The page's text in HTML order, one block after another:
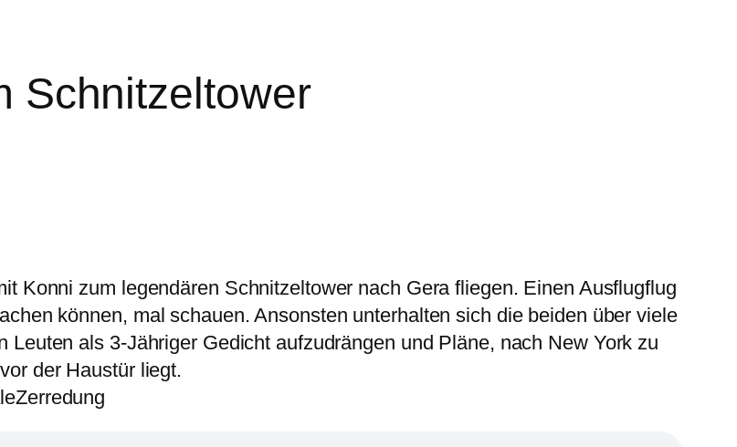
Schnitzeltower
Konni zum legendären Schnitzeltower nach Gera fliegen. Einen Ausflugflug
können, mal schauen. Ansonsten unterhalten sich die beiden über viele
Leuten als 3-Jähriger Gedicht aufzudrängen und Pläne, nach New York zu
der Haustür liegt.